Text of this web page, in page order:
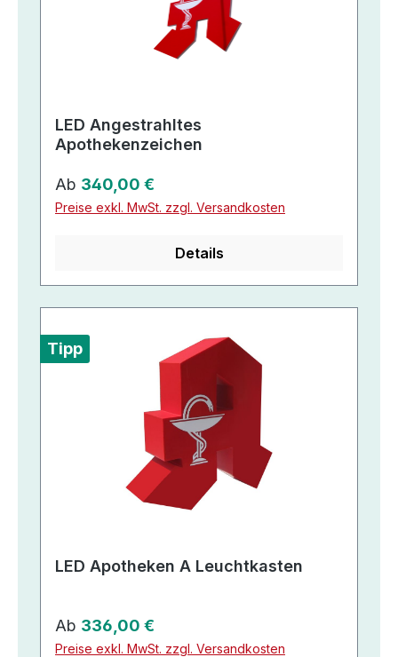
LED Angestrahltes
Apothekenzeichen
Regulärer Preis:
Ab 340,00 €
Preise exkl. MwSt. zzgl. Versandkosten
Details
Tipp
LED Apotheken A Leuchtkasten
Regulärer Preis:
Ab 336,00 €
Preise exkl. MwSt. zzgl. Versandkosten